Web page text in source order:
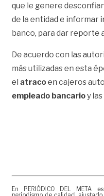
que le genere
de la entidad e informar
banco, para dar reporte
De acuerdo con las
más utilizadas en esta
el atracoen cajeros
empleado bancarioy las
En PERIÓDICO DEL META